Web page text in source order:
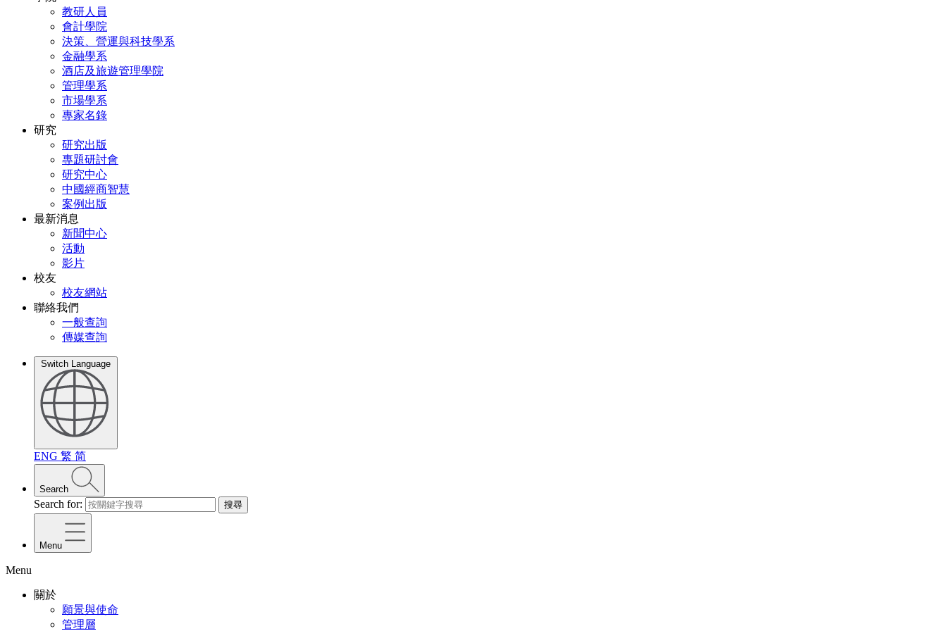
教研人員
會計學院
決策、營運與科技學系
金融學系
酒店及旅遊管理學院
管理學系
市場學系
專家名錄
研究
研究出版
專題研討會
研究中心
中國經商智慧
案例出版
最新消息
新聞中心
活動
影片
校友
校友網站
聯絡我們
一般查詢
傳媒查詢
Switch Language
ENG 繁 简
Search
Search for: 搜尋
Menu
Menu
關於
願景與使命
管理層